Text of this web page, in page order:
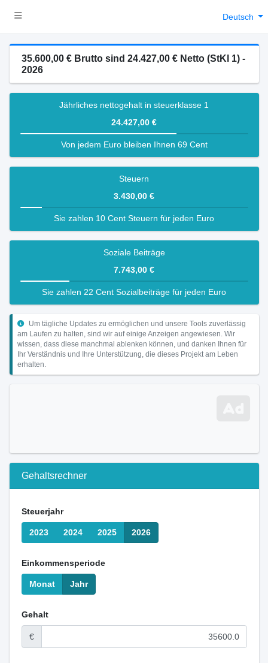
Deutsch
35.600,00 € Brutto sind 24.427,00 € Netto (StKl 1) -
2026
Jährliches nettogehalt in steuerklasse 1
24.427,00 €
Von jedem Euro bleiben Ihnen 69 Cent
Steuern
3.430,00 €
Sie zahlen 10 Cent Steuern für jeden Euro
Soziale Beiträge
7.743,00 €
Sie zahlen 22 Cent Sozialbeiträge für jeden Euro
Um tägliche Updates zu ermöglichen und unsere Tools zuverlässig
am Laufen zu halten, sind wir auf einige Anzeigen angewiesen. Wir
wissen, dass diese manchmal ablenken können, und danken Ihnen für
Ihr Verständnis und Ihre Unterstützung, die dieses Projekt am Leben
erhalten.
Gehaltsrechner
Steuerjahr
2023 2024 2025 2026
Einkommensperiode
Monat Jahr
Gehalt
€